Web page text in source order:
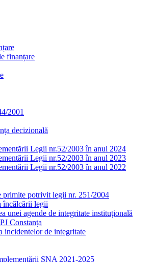
finanțare
2001
decizională
Legii nr.52/2003 în anul 2024
Legii nr.52/2003 în anul 2023
Legii nr.52/2003 în anul 2022
primite potrivit legii nr. 251/2004
încălcării legii
unei agende de integritate instituțională
Constanța
incidentelor de integritate
SNA 2021-2025